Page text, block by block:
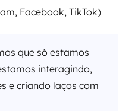
Facebook, TikTok)
que só estamos
interagindo,
e criando laços com